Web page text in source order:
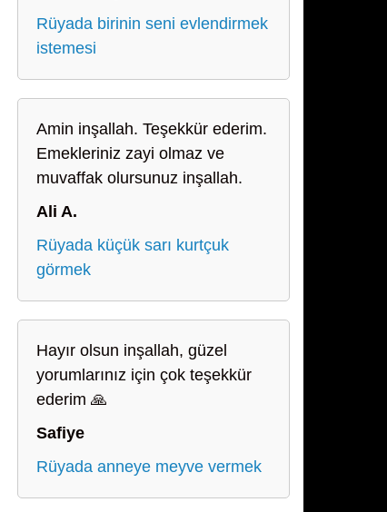
Rüyada birinin seni evlendirmek
istemesi
Amin inşallah. Teşekkür ederim.
Emekleriniz zayi olmaz ve
muvaffak olursunuz inşallah.
Ali A.
Rüyada küçük sarı kurtçuk
görmek
Hayır olsun inşallah, güzel
yorumlarınız için çok teşekkür
ederim 🙏
Safiye
Rüyada anneye meyve vermek